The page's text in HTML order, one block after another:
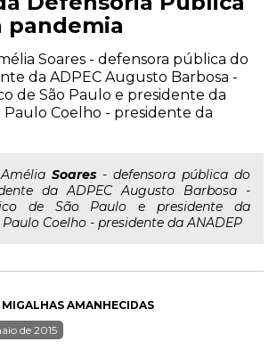
pandemia
Soares - defensora pública do
da ADPEC Augusto Barbosa -
de São Paulo e presidente da
Paulo Coelho - presidente da
Soares - defensora pública do
da ADPEC Augusto Barbosa -
de São Paulo e presidente da
Coelho - presidente da ANADEP
MIGALHAS AMANHECIDAS
de 2015